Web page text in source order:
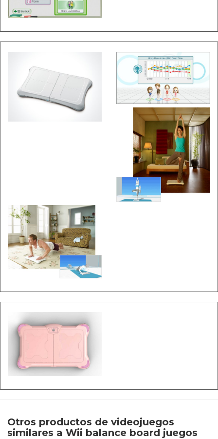
Otros productos de videojuegos
similares a Wii balance board juegos